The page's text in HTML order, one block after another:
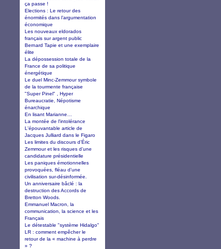
ça passe !
Elections : Le retour des
énormités dans l’argumentation
économique
Les nouveaux eldorados
français sur argent public
Bernard Tapie et une exemplaire
élite
La dépossession totale de la
France de sa politique
énergétique
Le duel Minc-Zemmour symbole
de la tourmente française
"Super Pinel" , Hyper
Bureaucratie, Népotisme
énarchique
En lisant Marianne…
La montée de l'intolérance
L'épouvantable article de
Jacques Julliard dans le Figaro
Les limites du discours d’Éric
Zemmour et les risques d’une
candidature présidentielle
Les paniques émotionnelles
provoquées, fléau d’une
civilisation sur-désinformée.
Un anniversaire bâclé : la
destruction des Accords de
Bretton Woods.
Emmanuel Macron, la
communication, la science et les
Français
Le détestable "système Hidalgo"
LR : comment empêcher le
retour de la « machine à perdre
» ?